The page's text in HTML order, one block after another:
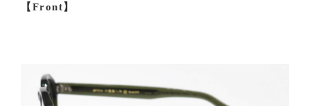
【Front】